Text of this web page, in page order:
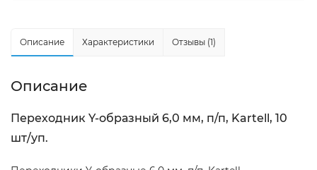
Описание Характеристики Отзывы (1)
Описание
Переходник Y-образный 6,0 мм, п/п, Kartell, 10
шт/уп.